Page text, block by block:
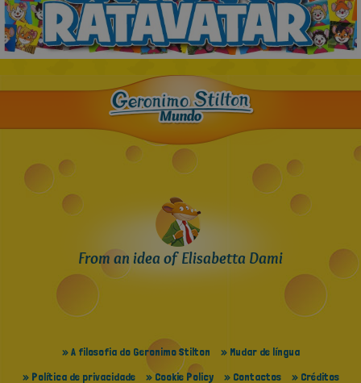
From an idea of Elisabetta Dami
» A filosofia do Geronimo Stilton
» Mudar de língua
» Política de privacidade
» Cookie Policy » Contactos » Créditos